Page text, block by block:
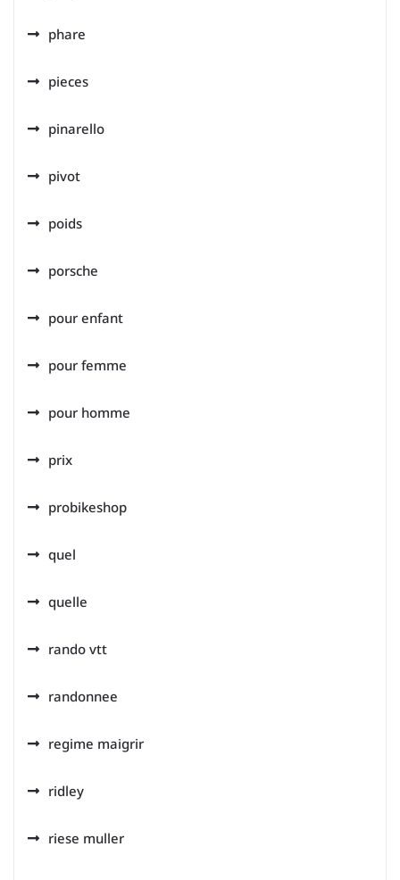
phare
pieces
pinarello
pivot
poids
porsche
pour enfant
pour femme
pour homme
prix
probikeshop
quel
quelle
rando vtt
randonnee
regime maigrir
ridley
riese muller